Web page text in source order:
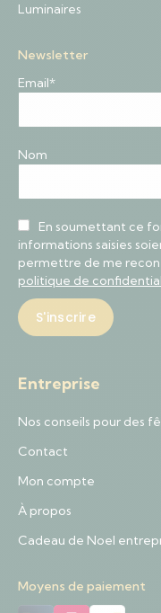
Luminaires
Newsletter
Email*
Nom
En soumettant ce
informations saisies
permettre de me
politique de
Entreprise
Nos conseils pour des
Contact
Mon compte
À propos
Cadeau de Noel
Moyens de paiement